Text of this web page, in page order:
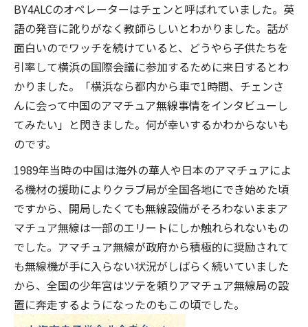
BY4ALCのオペレーターはチェンと呼ばれていました。英
語の発音に訛りがなく教師らしいとわかりました。話が
面白いのでワッチを続けていると、どうやら子供たちを
引率して横浜の国際会議に参加するために来日するとわ
かりました。「横浜なら都内から車で1時間、チェンさ
んに会って中国のアマチュア無線事情をインタビューし
てみたい」と閃きました。何が幸いするかわからないも
のです。
1989年当時の中国は海外の華人や日本のアマチュアによ
る機材の援助によりクラブ局が全国各地にでき始めた頃
ですから、開局したくても無線設備がそろわないままア
マチュア無線は一部のエリートにしか触れられないもの
でした。アマチュア無線が政府から積極的に奨励されて
も無線機が手に入らない状況がしばらく続いていました
から、全国の少年宮はツテを頼りアマチュア無線局の設
置に奔走するようになったのもこの頃でした。